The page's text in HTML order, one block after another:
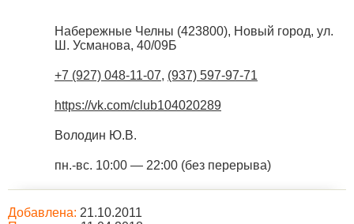
Набережные Челны (423800), Новый город, ул.
Ш. Усманова, 40/09Б
+7 (927) 048-11-07, (937) 597-97-71
https://vk.com/club104020289
Володин Ю.В.
пн.-вс. 10:00 — 22:00 (без перерыва)
Добавлена: 21.10.2011